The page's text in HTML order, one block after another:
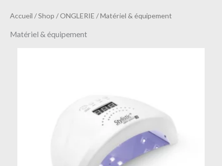
Accueil /Shop /ONGLERIE / Matériel & équipement
Matériel & équipement